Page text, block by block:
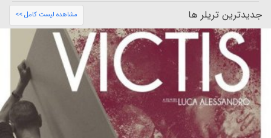
جدیدترین تریلر ها مشاهده لیست کامل >>